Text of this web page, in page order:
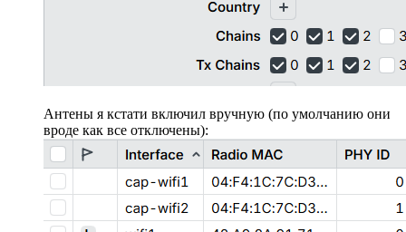
Антены я кстати включил вручную (по умолчанию они
вроде как все отключены):